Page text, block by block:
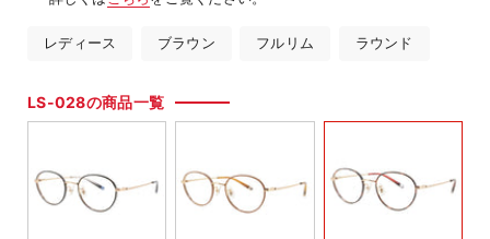
レディース ブラウン フルリム ラウンド
LS-028の商品一覧